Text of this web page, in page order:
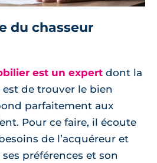
du chasseur
est un expert dont la
de trouver le bien
parfaitement aux
Pour ce faire, il écoute
de l’acquéreur et
préférences et son